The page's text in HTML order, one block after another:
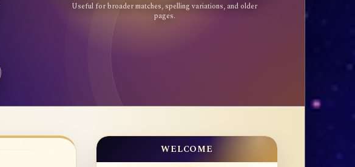
Useful for broader matches, spelling variations, and older
pages.
WELCOME